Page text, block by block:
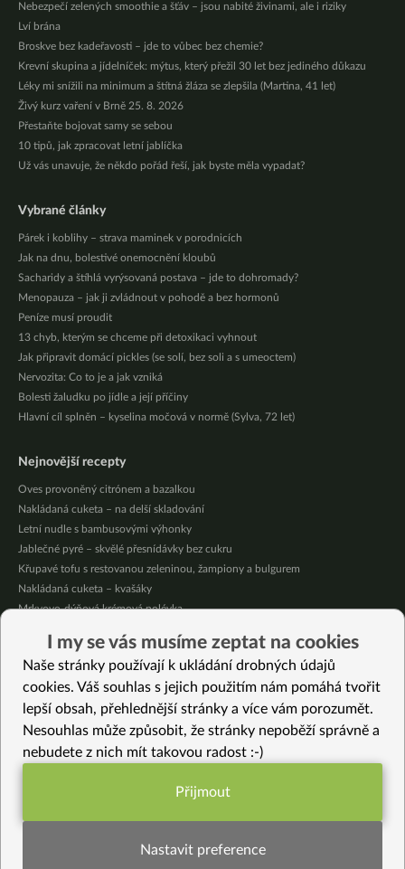
Nebezpečí zelených smoothie a šťáv – jsou nabité živinami, ale i riziky
Lví brána
Broskve bez kadeřavosti – jde to vůbec bez chemie?
Krevní skupina a jídelníček: mýtus, který přežil 30 let bez jediného důkazu
Léky mi snížili na minimum a štítná žláza se zlepšila (Martina, 41 let)
Živý kurz vaření v Brně 25. 8. 2026
Přestaňte bojovat samy se sebou
10 tipů, jak zpracovat letní jablíčka
Už vás unavuje, že někdo pořád řeší, jak byste měla vypadat?
Vybrané články
Párek i koblihy – strava maminek v porodnicích
Jak na dnu, bolestivé onemocnění kloubů
Sacharidy a štíhlá vyrýsovaná postava – jde to dohromady?
Menopauza – jak ji zvládnout v pohodě a bez hormonů
Peníze musí proudit
13 chyb, kterým se chceme při detoxikaci vyhnout
Jak připravit domácí pickles (se solí, bez soli a s umeoctem)
Nervozita: Co to je a jak vzniká
Bolesti žaludku po jídle a její příčiny
Hlavní cíl splněn – kyselina močová v normě (Sylva, 72 let)
Nejnovější recepty
Oves provoněný citrónem a bazalkou
Nakládaná cuketa – na delší skladování
Letní nudle s bambusovými výhonky
Jablečné pyré – skvělé přesnídávky bez cukru
Křupavé tofu s restovanou zeleninou, žampiony a bulgurem
Nakládaná cuketa – kvašáky
Mrkvovo-dýňová krémová polévka
Osvěžující čaj s citronovými bylinkami
Nepečený jablečný dort s rybízem
Vybrané recepty
Onigirazu
HIT čokoládová pěna s malinovým rozvarem
Thajská polévka se zázvorem, červenou čočkou a kokosovým krémem
I my se vás musíme zeptat na cookies
Naše stránky používají k ukládání drobných údajů
cookies. Váš souhlas s jejich použitím nám pomáhá tvořit
lepší obsah, přehlednější stránky a více vám porozumět.
Nesouhlas může způsobit, že stránky nepoběží správně a
nebudete z nich mít takovou radost :-)
Funkční nastavení potřebujeme (vždy
Přijmout
Nastavit preference